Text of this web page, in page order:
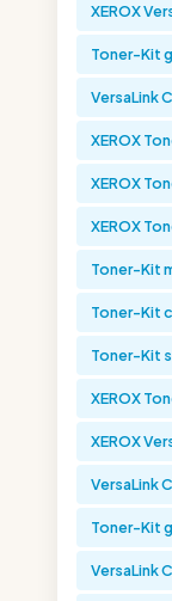
XEROX
Toner-Kit
VersaLink
XEROX
XEROX
XEROX
Toner-Kit
Toner-Kit
Toner-Kit
XEROX
XEROX
VersaLink
Toner-Kit
VersaLink